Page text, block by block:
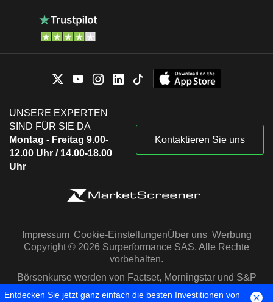
UNSERE EXPERTEN
SIND FÜR SIE DA
Montag - Freitag 9.00-
12.00 Uhr / 14.00-18.00
Uhr
Kontaktieren Sie uns
Impressum Cookie-EinstellungenÜber uns Werbung
Copyright © 2026 Surperformance SAS. Alle Rechte
vorbehalten.
Börsenkurse werden von Factset, Morningstar und S&P
Capital IQ zur Verfügung gestellt
Entdecken Sie jetzt ganz einfach die besten Investitionen von